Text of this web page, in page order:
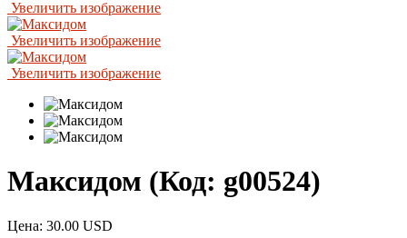
Увеличить изображение
Увеличить изображение
Увеличить изображение
Максидом (Код: g00524)
Цена: 30.00 USD